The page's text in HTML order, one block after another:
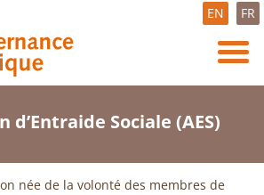
EN FR
d’Entraide Sociale (AES)
née de la volonté des membres de